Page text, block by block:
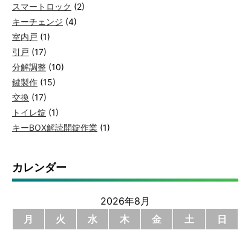
スマートロック (2)
キーチェンジ (4)
室内戸 (1)
引戸 (17)
分解調整 (10)
鍵製作 (15)
交換 (17)
トイレ錠 (1)
キーBOX解読開錠作業 (1)
カレンダー
2026年8月
月
火 水 木 金 土
日